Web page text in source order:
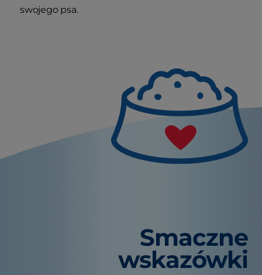
swojego psa.
Smaczne
wskazówki